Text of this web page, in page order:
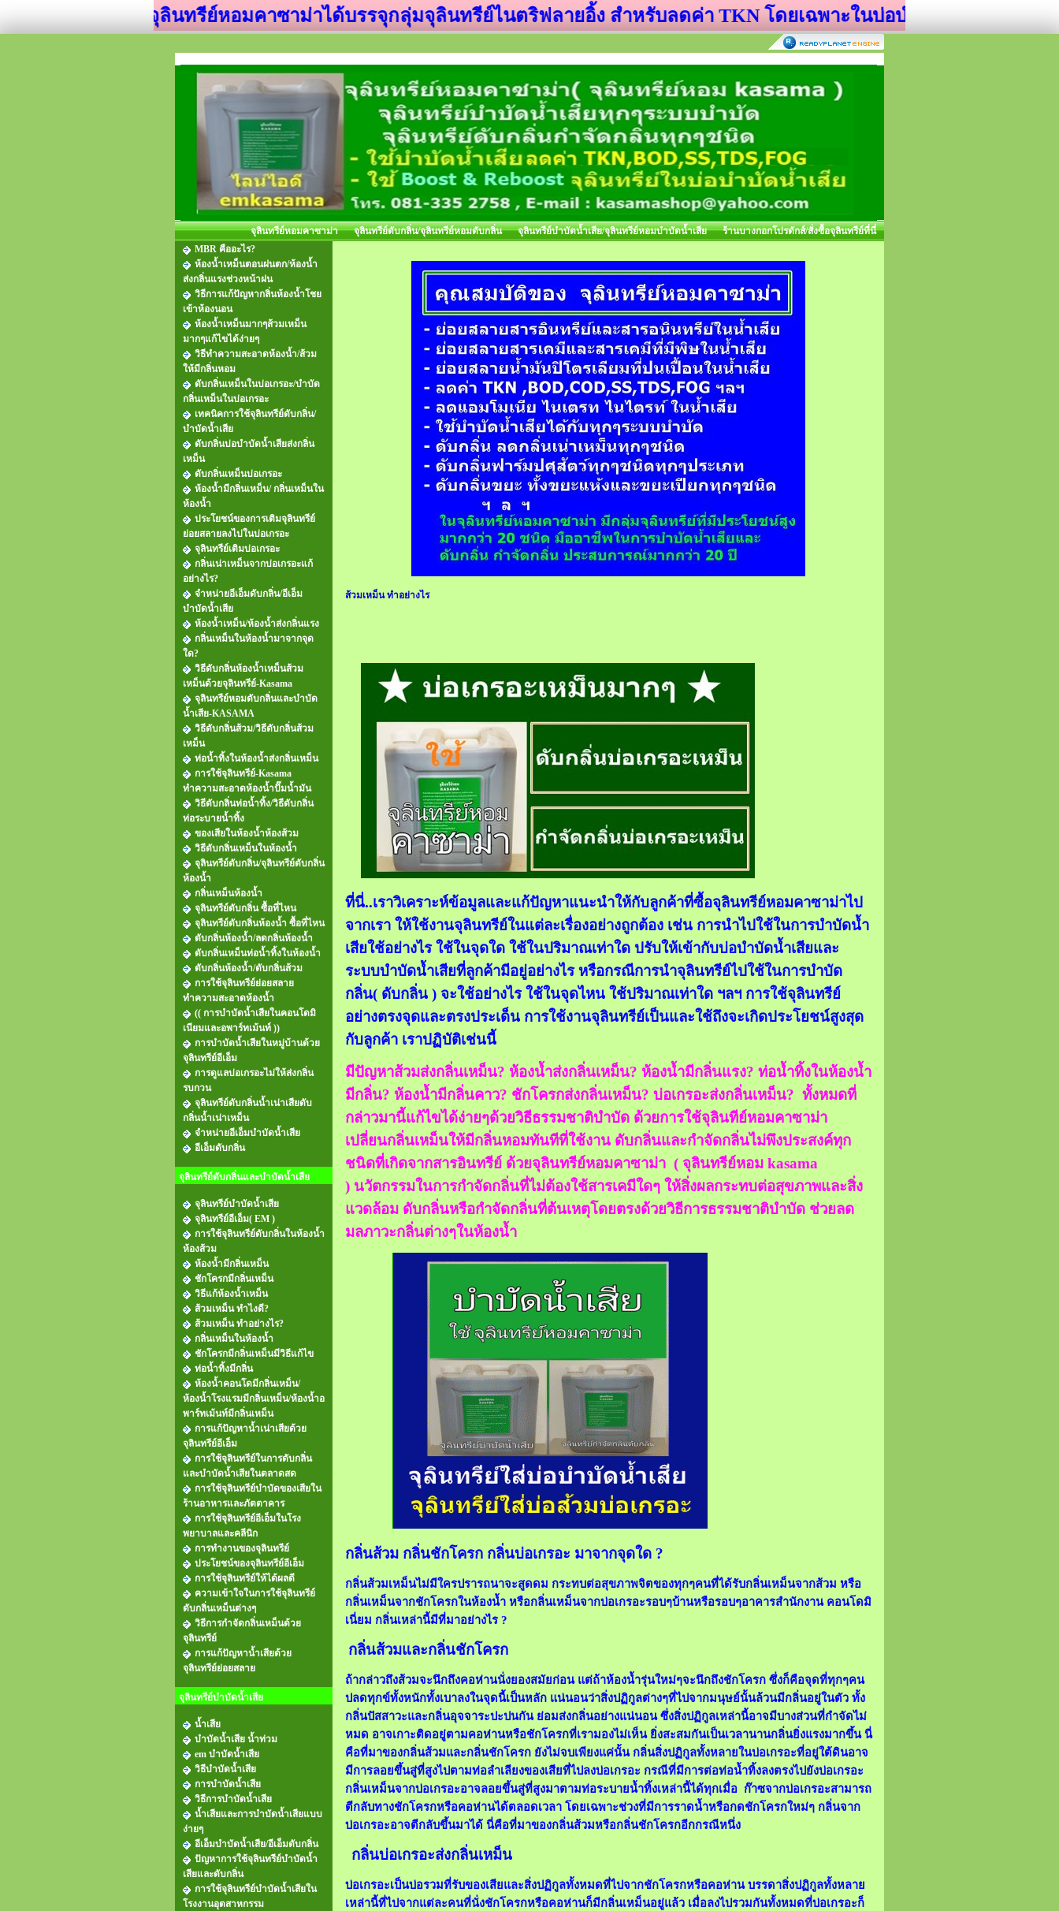
จุลินทรีย์หอมคาซาม่าได้บรรจุกลุ่มจุลินทรีย์ไนตริฟลายอิ้ง สำหรับลดค่า TKN โดยเฉพาะในบ่อบำบัดน้ำเสีย
จุลินทรีย์หอมคาซาม่า จุลินทรีย์ดับกลิ่น/จุลินทรีย์หอมดับกลิ่น จุลินทรีย์บำบัดน้ำเสีย/จุลินทรีย์หอมบำบัดน้ำเสีย
ร้านบางกอกโปรดักส์/สั่งซื้อจุลินทรีย์ที่นี่
MBR คืออะไร?
ห้องน้ำเหม็นตอนฝนตก/ห้องน้ำ
ส่งกลิ่นแรงช่วงหน้าฝน
วิธีการแก้ปัญหากลิ่นห้องน้ำโชย
เข้าห้องนอน
ห้องน้ำเหม็นมากๆส้วมเหม็น
มากๆแก้ไขได้ง่ายๆ
วิธีทำความสะอาดห้องน้ำ/ส้วม
ให้มีกลิ่นหอม
ดับกลิ่นเหม็นในบ่อเกรอะ/บำบัด
กลิ่นเหม็นในบ่อเกรอะ
เทคนิคการใช้จุลินทรีย์ดับกลิ่น/
บำบัดน้ำเสีย
ดับกลิ่นบ่อบำบัดน้ำเสียส่งกลิ่น
เหม็น
ดับกลิ่นเหม็นบ่อเกรอะ
ห้องน้ำมีกลิ่นเหม็น/ กลิ่นเหม็นใน
ห้องน้ำ
ประโยชน์ของการเติมจุลินทรีย์
ย่อยสลายลงไปในบ่อเกรอะ
จุลินทรีย์เติมบ่อเกรอะ
กลิ่นเน่าเหม็นจากบ่อเกรอะแก้
อย่างไร?
จำหน่ายอีเอ็มดับกลิ่น/อีเอ็ม
บำบัดน้ำเสีย
ห้องน้ำเหม็น/ห้องน้ำส่งกลิ่นแรง
กลิ่นเหม็นในห้องน้ำมาจากจุด
ใด?
วิธีดับกลิ่นห้องน้ำเหม็นส้วม
เหม็นด้วยจุลินทรีย์-Kasama
จุลินทรีย์หอมดับกลิ่นและบำบัด
น้ำเสีย-KASAMA
วิธีดับกลิ่นส้วม/วิธีดับกลิ่นส้วม
เหม็น
ท่อน้ำทิ้งในห้องน้ำส่งกลิ่นเหม็น
การใช้จุลินทรีย์-Kasama
ทำความสะอาดห้องน้ำปั๊มน้ำมัน
วิธีดับกลิ่นท่อน้ำทิ้ง/วิธีดับกลิ่น
ท่อระบายน้ำทิ้ง
ของเสียในห้องน้ำห้องส้วม
วิธีดับกลิ่นเหม็นในห้องน้ำ
จุลินทรีย์ดับกลิ่น/จุลินทรีย์ดับกลิ่น
ห้องน้ำ
กลิ่นเหม็นห้องน้ำ
จุลินทรีย์ดับกลิ่น ซื้อที่ไหน
จุลินทรีย์ดับกลิ่นห้องน้ำ ซื้อที่ไหน
ดับกลิ่นห้องน้ำ/ลดกลิ่นห้องน้ำ
ดับกลิ่นเหม็นท่อน้ำทิ้งในห้องน้ำ
ดับกลิ่นห้องน้ำ/ดับกลิ่นส้วม
การใช้จุลินทรีย์ย่อยสลาย
ทำความสะอาดห้องน้ำ
(( การบำบัดน้ำเสียในคอนโดมิ
เนียมและอพาร์ทเม้นท์ ))
การบำบัดน้ำเสียในหมู่บ้านด้วย
จุลินทรีย์อีเอ็ม
การดูแลบ่อเกรอะไม่ให้ส่งกลิ่น
รบกวน
จุลินทรีย์ดับกลิ่นน้ำเน่าเสียดับ
กลิ่นน้ำเน่าเหม็น
จำหน่ายอีเอ็มบำบัดน้ำเสีย
อีเอ็มดับกลิ่น
จุลินทรีย์ดับกลิ่นและบำบัดน้ำเสีย
จุลินทรีย์บำบัดน้ำเสีย
จุลินทรีย์อีเอ็ม( EM )
การใช้จุลินทรีย์ดับกลิ่นในห้องน้ำ
ห้องส้วม
ห้องน้ำมีกลิ่นเหม็น
ชักโครกมีกลิ่นเหม็น
วิธีแก้ห้องน้ำเหม็น
ส้วมเหม็น ทำไงดี?
ส้วมเหม็น ทำอย่างไร?
กลิ่นเหม็นในห้องน้ำ
ชักโครกมีกลิ่นเหม็นมีวิธีแก้ไข
ท่อน้ำทิ้งมีกลิ่น
ห้องน้ำคอนโดมีกลิ่นเหม็น/
ห้องน้ำโรงแรมมีกลิ่นเหม็น/ห้องน้ำอ
พาร์ทเม้นท์มีกลิ่นเหม็น
การแก้ปัญหาน้ำเน่าเสียด้วย
จุลินทรีย์อีเอ็ม
การใช้จุลินทรีย์ในการดับกลิ่น
และบำบัดน้ำเสียในตลาดสด
การใช้จุลินทรีย์บำบัดของเสียใน
ร้านอาหารและภัตตาคาร
การใช้จุลินทรีย์อีเอ็มในโรง
พยาบาลและคลีนิก
การทำงานของจุลินทรีย์
ประโยชน์ของจุลินทรีย์อีเอ็ม
การใช้จุลินทรีย์ให้ได้ผลดี
ความเข้าใจในการใช้จุลินทรีย์
ดับกลิ่นเหม็นต่างๆ
วิธีการกำจัดกลิ่นเหม็นด้วย
จุลินทรีย์
การแก้ปัญหาน้ำเสียด้วย
จุลินทรีย์ย่อยสลาย
จุลินทรีย์บำบัดน้ำเสีย
น้ำเสีย
บำบัดน้ำเสีย น้ำท่วม
em บำบัดน้ำเสีย
วิธีบำบัดน้ำเสีย
การบำบัดน้ำเสีย
วิธีการบำบัดน้ำเสีย
น้ำเสียและการบําบัดน้ำเสียแบบ
ง่ายๆ
อีเอ็มบำบัดน้ำเสีย/อีเอ็มดับกลิ่น
ปัญหาการใช้จุลินทรีย์บำบัดน้ำ
เสียและดับกลิ่น
การใช้จุลินทรีย์บำบัดน้ำเสียใน
โรงงานอุตสาหกรรม
ส้วมเหม็น ทําอย่างไร
ที่นี่..เราวิเคราะห์ข้อมูลและแก้ปัญหาแนะนำให้กับลูกค้าที่ซื้อจุลินทรีย์หอมคาซาม่าไป
จากเรา ให้ใช้งานจุลินทรีย์ในแต่ละเรื่องอย่างถูกต้อง เช่น การนำไปใช้ในการบำบัดน้ำ
เสียใช้อย่างไร ใช้ในจุดใด ใช้ในปริมาณเท่าใด ปรับให้เข้ากับบ่อบำบัดน้ำเสียและ
ระบบบำบัดน้ำเสียที่ลูกค้ามีอยู่อย่างไร หรือกรณีการนำจุลินทรีย์ไปใช้ในการบำบัด
กลิ่น( ดับกลิ่น ) จะใช้อย่างไร ใช้ในจุดไหน ใช้ปริมาณเท่าใด ฯลฯ การใช้จุลินทรีย์
อย่างตรงจุดและตรงประเด็น การใช้งานจุลินทรีย์เป็นและใช้ถึงจะเกิดประโยชน์สูงสุด
กับลูกค้า เราปฏิบัติเช่นนี้
มีปัญหาส้วมส่งกลิ่นเหม็น? ห้องน้ำส่งกลิ่นเหม็น? ห้องน้ำมีกลิ่นแรง? ท่อน้ำทิ้งในห้องน้ำ
มีกลิ่น? ห้องน้ำมีกลิ่นคาว? ชักโครกส่งกลิ่นเหม็น? บ่อเกรอะส่งกลิ่นเหม็น? ทั้งหมดที่
กล่าวมานี้แก้ไขได้ง่ายๆด้วยวิธีธรรมชาติบำบัด ด้วยการใช้จุลินทีย์หอมคาซาม่า
เปลี่ยนกลิ่นเหม็นให้มีกลิ่นหอมทันทีที่ใช้งาน ดับกลิ่นและกำจัดกลิ่นไม่พึงประสงค์ทุก
ชนิดที่เกิดจากสารอินทรีย์ ด้วยจุลินทรีย์หอมคาซาม่า ( จุลินทรีย์หอม kasama
) นวัตกรรมในการกำจัดกลิ่นที่ไม่ต้องใช้สารเคมีใดๆ ให้สิ่งผลกระทบต่อสุขภาพและสิ่ง
แวดล้อม ดับกลิ่นหรือกำจัดกลิ่นที่ต้นเหตุโดยตรงด้วยวิธีการธรรมชาติบำบัด ช่วยลด
มลภาวะกลิ่นต่างๆในห้องน้ำ
กลิ่นส้วม กลิ่นชักโครก กลิ่นบ่อเกรอะ มาจากจุดใด ?
กลิ่นส้วมเหม็นไม่มีใครปรารถนาจะสูดดม กระทบต่อสุขภาพจิตของทุกๆคนที่ได้รับกลิ่นเหม็นจากส้วม หรือ
กลิ่นเหม็นจากชักโครกในห้องน้ำ หรือกลิ่นเหม็นจากบ่อเกรอะรอบๆบ้านหรือรอบๆอาคารสำนักงาน คอนโดมิ
เนี่ยม กลิ่นเหล่านี้มีที่มาอย่างไร ?
กลิ่นส้วมและกลิ่นชักโครก
ถ้ากล่าวถึงส้วมจะนึกถึงคอห่านนั่งยองสมัยก่อน แต่ถ้าห้องน้ำรุ่นใหม่ๆจะนึกถึงชักโครก ซึ่งก็คือจุดที่ทุกๆคน
ปลดทุกข์ทั้งหนักทั้งเบาลงในจุดนี้เป็นหลัก แน่นอนว่าสิ่งปฏิกูลต่างๆที่ไปจากมนุษย์นั้นล้วนมีกลิ่นอยู่ในตัว ทั้ง
กลิ่นปัสสาวะและกลิ่นอุจจาระปะปนกัน ย่อมส่งกลิ่นอย่างแน่นอน ซึ่งสิ่งปฏิกูลเหล่านี้อาจมีบางส่วนที่กำจัดไม่
หมด อาจเกาะติดอยู่ตามคอห่านหรือชักโครกที่เรามองไม่เห็น ยิ่งสะสมกันเป็นเวลานานกลิ่นยิ่งแรงมากขึ้น นี่
คือที่มาของกลิ่นส้วมและกลิ่นชักโครก ยังไม่จบเพียงแค่นั้น กลิ่นสิ่งปฏิกูลทั้งหลายในบ่อเกรอะที่อยู่ใต้ดินอาจ
มีการลอยขึ้นสู่ที่สูงไปตามท่อลำเลียงของเสียที่ไปลงบ่อเกรอะ กรณีที่มีการต่อท่อน้ำทิ้งลงตรงไปยังบ่อเกรอะ
กลิ่นเหม็นจากบ่อเกรอะอาจลอยขึ้นสู่ที่สูงมาตามท่อระบายน้ำทิ้งเหล่านี้ได้ทุกเมื่อ ก๊าซจากบ่อเกรอะสามารถ
ตีกลับทางชักโครกหรือคอห่านได้ตลอดเวลา โดยเฉพาะช่วงที่มีการราดน้ำหรือกดชักโครกใหม่ๆ กลิ่นจาก
บ่อเกรอะอาจตีกลับขึ้นมาได้ นี่คือที่มาของกลิ่นส้วมหรือกลิ่นชักโครกอีกกรณีหนึ่ง
กลิ่นบ่อเกรอะส่งกลิ่นเหม็น
บ่อเกรอะเป็นบ่อรวมที่รับของเสียและสิ่งปฏิกูลทั้งหมดที่ไปจากชักโครกหรือคอห่าน บรรดาสิ่งปฏิกูลทั้งหลาย
เหล่านี้ที่ไปจากแต่ละคนที่นั่งชักโครกหรือคอห่านก็มีกลิ่นเหม็นอยู่แล้ว เมื่อลงไปรวมกันทั้งหมดที่บ่อเกรอะก็